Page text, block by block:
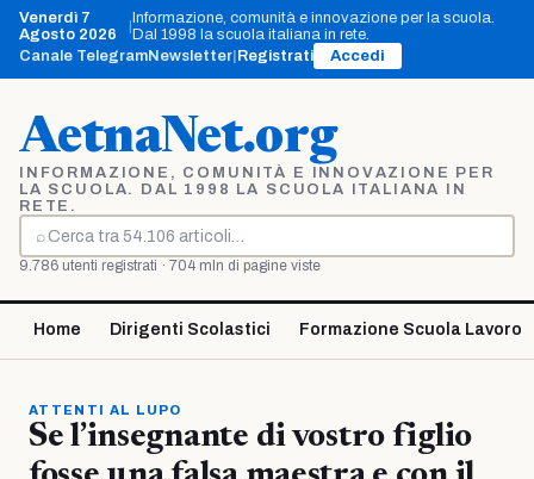
Vai
contenuto
Venerdì 7
Agosto 2026
Informazione, comunità e innovazione per la scuola.
Dal 1998 la scuola italiana in rete.
Canale TelegramNewsletter Registrati Accedi
AetnaNet.org
INFORMAZIONE, COMUNITÀ E INNOVAZIONE PER
LA SCUOLA. DAL 1998 LA SCUOLA ITALIANA IN
RETE.
⌕
Cerca
9.786 utenti registrati · 704 mln di pagine viste
Home Dirigenti Scolastici Formazione Scuola Lavoro
ATTENTI AL LUPO
Se l’insegnante di vostro figlio